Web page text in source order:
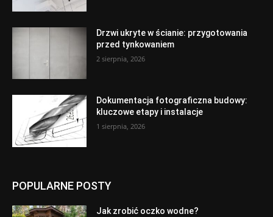
Drzwi ukryte w ścianie: przygotowania
przed tynkowaniem
2 sierpnia, 2026
Dokumentacja fotograficzna budowy:
kluczowe etapy i instalacje
1 sierpnia, 2026
POPULARNE POSTY
Jak zrobić oczko wodne?